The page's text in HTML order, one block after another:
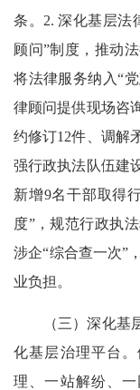
条。2. 深化基层法
顾问”制度，推动
将法律服务纳入“
律顾问提供现场咨
约修订12件、调解
强行政执法队伍建
新增9名干部取得
度”，规范行政执
涉企“综合查一次”
业负担。
（三）深化基层
化基层治理平台
理、一站解纷、